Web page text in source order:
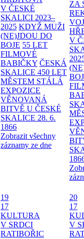
V ČESKÉ
SKALICI 2023–
2025 KDYŽ MUŽI
(NE)JDOU DO
BOJE 55 LET
FILMOVÉ
BABIČKY ČESKÁ
SKALICE 450 LET
MĚSTEM STÁLÁ
EXPOZICE
VĚNOVANÁ
BITVĚ U ČESKÉ
SKALICE 28. 6.
1866
Zobrazit všechny
záznamy ze dne
ZA
V
19
17
KULTURA
V SRDCI
RATIBOŘIC
20
17
V